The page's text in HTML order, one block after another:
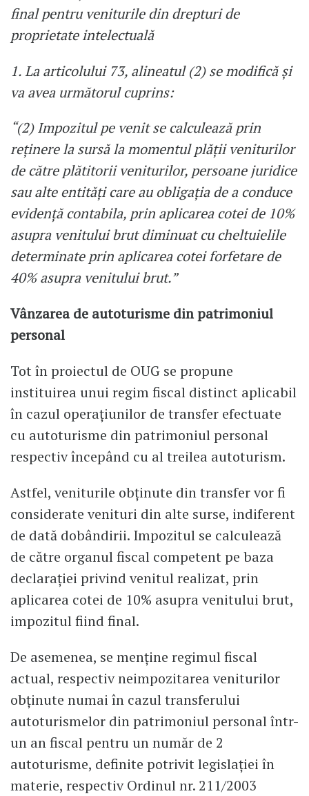
final pentru veniturile din drepturi de
proprietate intelectuală
1. La articolului 73, alineatul (2) se modifică şi
va avea următorul cuprins:
“(2) Impozitul pe venit se calculează prin
reţinere la sursă la momentul plăţii veniturilor
de către plătitorii veniturilor, persoane juridice
sau alte entităţi care au obligaţia de a conduce
evidenţă contabila, prin aplicarea cotei de 10%
asupra venitului brut diminuat cu cheltuielile
determinate prin aplicarea cotei forfetare de
40% asupra venitului brut.”
Vânzarea de autoturisme din patrimoniul
personal
Tot în proiectul de OUG se propune
instituirea unui regim fiscal distinct aplicabil
în cazul operaţiunilor de transfer efectuate
cu autoturisme din patrimoniul personal
respectiv începând cu al treilea autoturism.
Astfel, veniturile obţinute din transfer vor fi
considerate venituri din alte surse, indiferent
de dată dobândirii. Impozitul se calculează
de către organul fiscal competent pe baza
declaraţiei privind venitul realizat, prin
aplicarea cotei de 10% asupra venitului brut,
impozitul fiind final.
De asemenea, se menţine regimul fiscal
actual, respectiv neimpozitarea veniturilor
obţinute numai în cazul transferului
autoturismelor din patrimoniul personal într-
un an fiscal pentru un număr de 2
autoturisme, definite potrivit legislaţiei în
materie, respectiv Ordinul nr. 211/2003